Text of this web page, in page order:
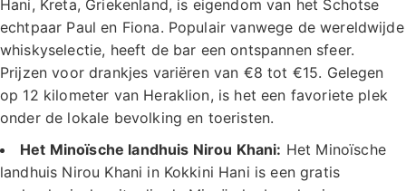
Hani, Kreta, Griekenland, is eigendom van het Schotse
echtpaar Paul en Fiona. Populair vanwege de wereldwijde
whiskyselectie, heeft de bar een ontspannen sfeer.
Prijzen voor drankjes variëren van €8 tot €15. Gelegen
op 12 kilometer van Heraklion, is het een favoriete plek
onder de lokale bevolking en toeristen.
Het Minoïsche landhuis Nirou Khani: Het Minoïsche
landhuis Nirou Khani in Kokkini Hani is een gratis